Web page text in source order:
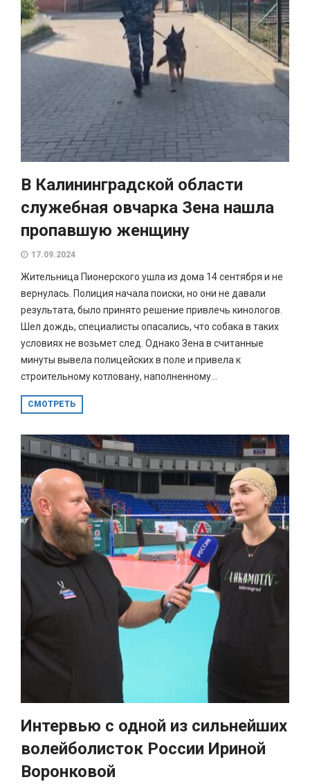
В Калининградской области
служебная овчарка Зена нашла
пропавшую женщину
17.09.2024
Жительница Пионерского ушла из дома 14 сентября и не
вернулась. Полиция начала поиски, но они не давали
результата, было принято решение привлечь кинологов.
Шел дождь, специалисты опасались, что собака в таких
условиях не возьмет след. Однако Зена в считанные
минуты вывела полицейских в поле и привела к
строительному котловану, наполненному...
СМОТРЕТЬ
Интервью с одной из сильнейших
волейболисток России Ириной
Воронковой